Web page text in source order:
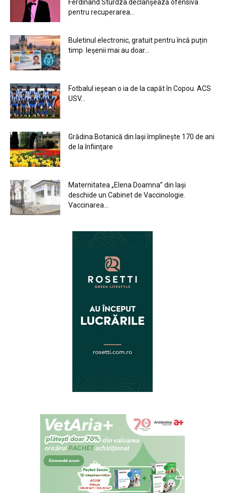
Ferdinand Sturdza declanșează ofensiva
pentru recuperarea...
Buletinul electronic, gratuit pentru încă puțin
timp. Ieșenii mai au doar...
Fotbalul ieșean o ia de la capăt în Copou. ACS
USV...
Grădina Botanică din Iaşi împlineşte 170 de ani
de la înfiinţare
Maternitatea „Elena Doamna” din Iași
deschide un Cabinet de Vaccinologie.
Vaccinarea...